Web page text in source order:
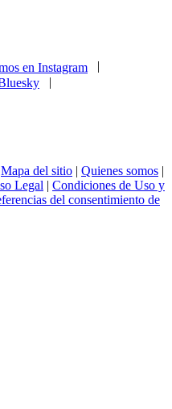
|
Mapa del sitio | Quienes somos |
Legal | Condiciones de Uso y
del consentimiento de